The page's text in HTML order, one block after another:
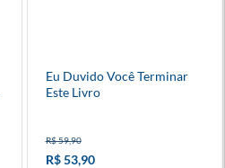
Eu Duvido Você Terminar
Este Livro
R$ 59,90
R$ 53,90